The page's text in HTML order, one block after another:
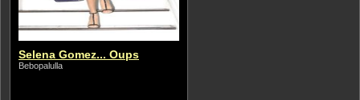
Selena Gomez... Oups
Bebopalulla